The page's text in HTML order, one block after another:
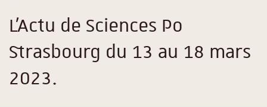
L'Actu de Sciences Po
Strasbourg du 13 au 18 mars
2023.